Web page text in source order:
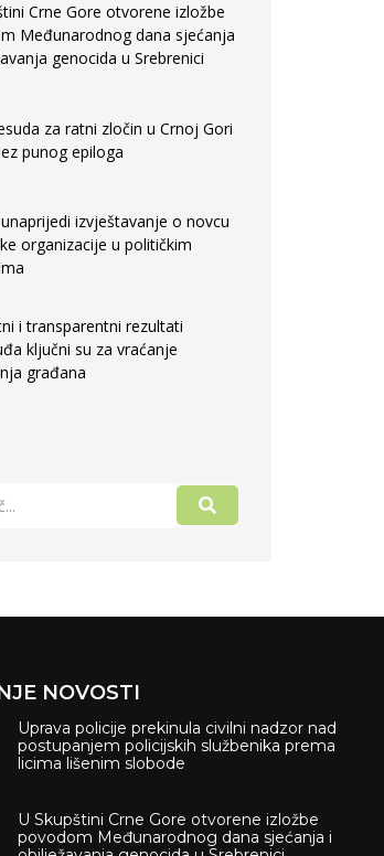
Crne Gore otvorene izložbe
Međunarodnog dana sjećanja
genocida u Srebrenici
za ratni zločin u Crnoj Gori
punog epiloga
izvještavanje o novcu
organizacije u političkim
i transparentni rezultati
ključni su za vraćanje
građana
NOVOSTI
Uprava policije prekinula civilni nadzor nad
postupanjem policijskih službenika prema
licima lišenim slobode
U Skupštini Crne Gore otvorene izložbe
povodom Međunarodnog dana sjećanja i